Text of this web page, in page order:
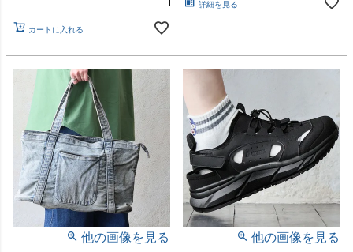
カートに入れる
詳細を見る
他の画像を見る 他の画像を見る